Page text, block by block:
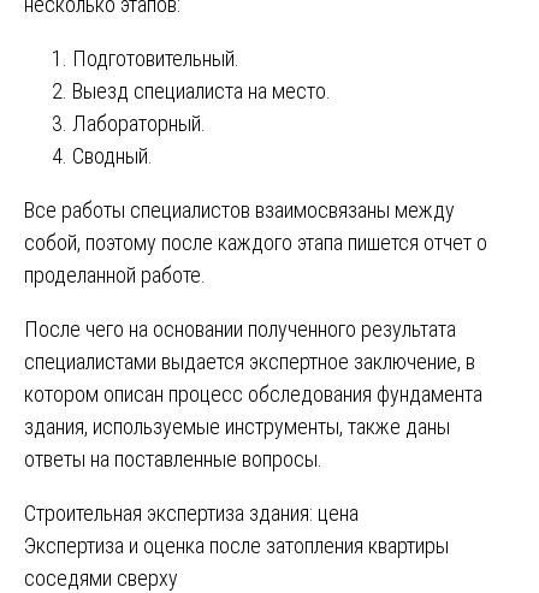
Подготовительный.
Выезд специалиста на место.
Лабораторный.
Сводный.
Все работы специалистов взаимосвязаны между
собой, поэтому после каждого этапа пишется отчет о
проделанной работе.
После чего на основании полученного результата
специалистами выдается экспертное заключение, в
котором описан процесс обследования фундамента
здания, используемые инструменты, также даны
ответы на поставленные вопросы.
Навигация
по
Строительная экспертиза здания: цена
Экспертиза и оценка после затопления квартиры
соседями сверху